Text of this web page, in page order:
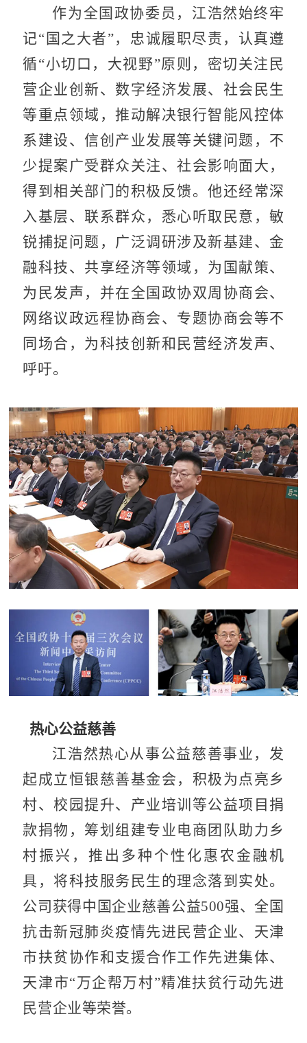
作为全国政协委员，江浩然始终牢
记“国之大者”，忠诚履职尽责，认真遵
循“小切口，大视野”原则，密切关注民
营企业创新、数字经济发展、社会民生
等重点领域，推动解决银行智能风控体
系建设、信创产业发展等关键问题，不
少提案广受群众关注、社会影响面大，
得到相关部门的积极反馈。他还经常深
入基层、联系群众，悉心听取民意，敏
锐捕捉问题，广泛调研涉及新基建、金
融科技、共享经济等领域，为国献策、
为民发声，并在全国政协双周协商会、
网络议政远程协商会、专题协商会等不
同场合，为科技创新和民营经济发声、
呼吁。
热心公益慈善
江浩然热心从事公益慈善事业，发
起成立恒银慈善基金会，积极为点亮乡
村、校园提升、产业培训等公益项目捐
款捐物，筹划组建专业电商团队助力乡
村振兴，推出多种个性化惠农金融机
具，将科技服务民生的理念落到实处。
公司获得中国企业慈善公益500强、全国
抗击新冠肺炎疫情先进民营企业、天津
市扶贫协作和支援合作工作先进集体、
天津市“万企帮万村”精准扶贫行动先进
民营企业等荣誉。